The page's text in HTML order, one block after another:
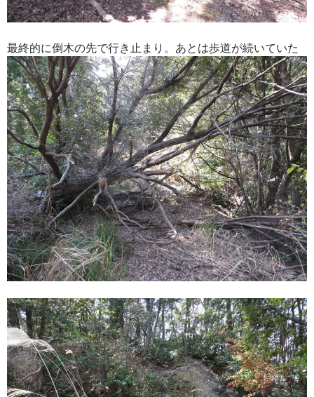
最終的に倒木の先で行き止まり。あとは歩道が続いていた